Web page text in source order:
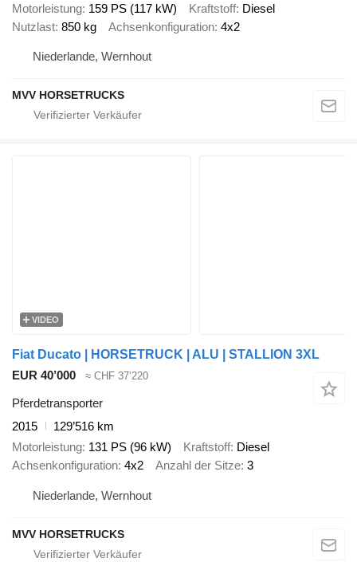
Motorleistung 159 PS (117 kW) Kraftstoff Diesel
Nutzlast 850 kg Achsenkonfiguration 4x2
Niederlande, Wernhout
MVV HORSETRUCKS
VIDEO
Fiat Ducato | HORSETRUCK | ALU | STALLION 3XL
EUR 40’000
≈ CHF 37’220
Pferdetransporter
2015
129’516 km
Motorleistung 131 PS (96 kW) Kraftstoff Diesel
Achsenkonfiguration 4x2 Anzahl der Sitze 3
Niederlande, Wernhout
MVV HORSETRUCKS